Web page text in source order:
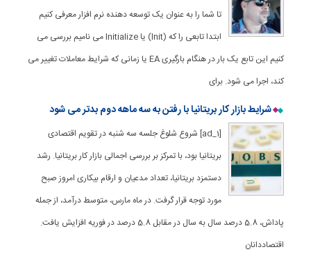
تا شما را به عنوان یک توسعه دهنده نرم افزار معرفی کنیم
ابتدا تابعی را که (Init) یا Initialize می نامیم بررسی می
کنیم این تابع یک بار در هنگام بارگیری EA یا زمانی که شرایط معاملات تغییر می
کند، اجرا می شود. برای
شرایط بازار کار بریتانیا با رفتن به سه ماهه دوم بدتر می شود
[ad_1] شروع شلوغ جلسه سه شنبه در تقویم اقتصادی
بریتانیا بود، با تمرکز بر بررسی اجمالی بازار کار بریتانیا. رشد
دستمزد بریتانیا، تعداد مدعیان و ارقام بیکاری امروز صبح
مورد توجه قرار گرفت. در ماه مارس، متوسط ​​درآمد، از جمله
پاداش، 5.8 درصد سال به سال در مقابل 5.8 درصد در فوریه افزایش یافت.
اقتصاددانان